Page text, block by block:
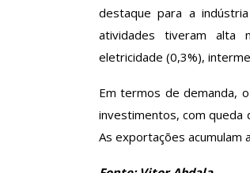
destaque para a
atividades tiveram alta
eletricidade (0,3%),
Em termos de demanda,
investimentos, com queda
As exportações acumulam